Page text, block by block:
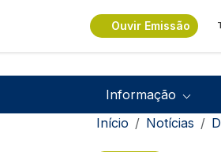
Ouvir Emissão
Informação
Início Notícias